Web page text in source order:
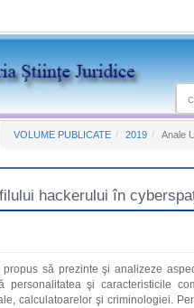
VOLUME PUBLICATE 2019 Anale
hackerului în
să prezinte şi analizeze
şi caracteristicile
calculatoarelor şi criminologiei.